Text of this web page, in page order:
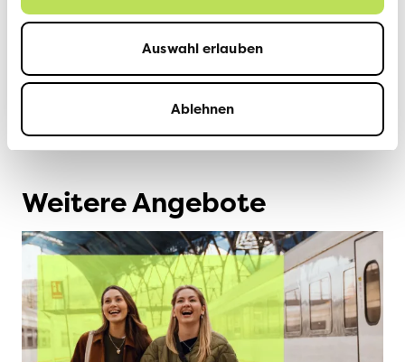
Auswahl erlauben
Ablehnen
Weitere Angebote